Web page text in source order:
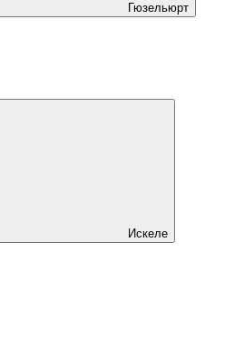
Гюзельюрт
Искеле